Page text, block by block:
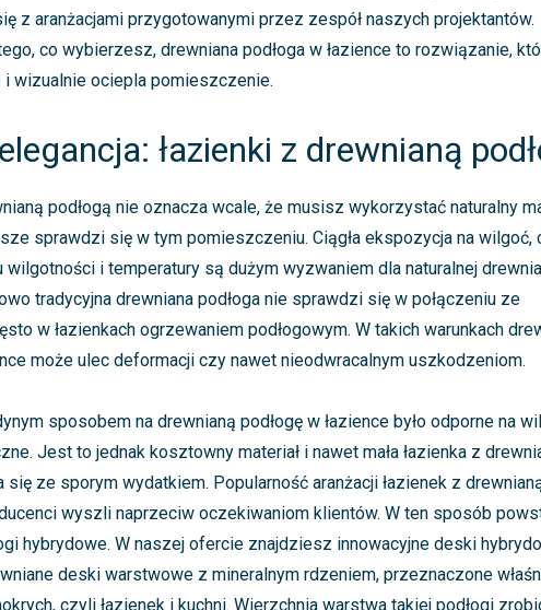
z aranżacjami przygotowanymi przez zespół naszych projektantów.
co wybierzesz, drewniana podłoga w łazience to rozwiązanie,
i wizualnie ociepla pomieszczenie.
łazienki z drewnianą
podłogą nie oznacza wcale, że musisz wykorzystać naturalny
sprawdzi się w tym pomieszczeniu. Ciągła ekspozycja na wilgoć,
wilgotności i temperatury są dużym wyzwaniem dla naturalnej
tradycyjna drewniana podłoga nie sprawdzi się w połączeniu ze
w łazienkach ogrzewaniem podłogowym. W takich warunkach
może ulec deformacji czy nawet nieodwracalnym uszkodzeniom.
sposobem na drewnianą podłogę w łazience było odporne na
Jest to jednak kosztowny materiał i nawet mała łazienka z
się ze sporym wydatkiem. Popularność aranżacji łazienek z
wyszli naprzeciw oczekiwaniom klientów. W ten sposób
hybrydowe. W naszej ofercie znajdziesz innowacyjne deski
deski warstwowe z mineralnym rdzeniem, przeznaczone
czyli łazienek i kuchni. Wierzchnia warstwa takiej podłogi